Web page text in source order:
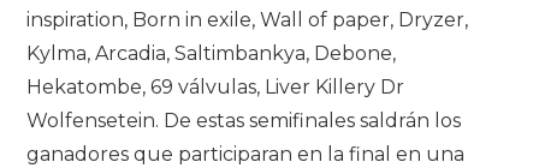
inspiration, Born in exile, Wall of paper, Dryzer,
Kylma, Arcadia, Saltimbankya, Debone,
Hekatombe, 69 válvulas, Liver Killery Dr
Wolfensetein. De estas semifinales saldrán los
ganadores que participaran en la final en una